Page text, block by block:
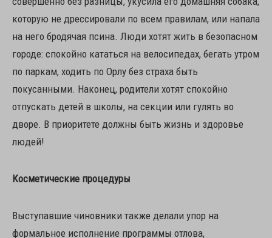
которую не дрессировали по всем правилам, или напала
на него бродячая псина. Люди хотят жить в безопасном
городе: спокойно кататься на велосипедах, бегать утром
по паркам, ходить по Орлу без страха быть
покусанными. Наконец, родители хотят спокойно
отпускать детей в школы, на секции или гулять во
дворе. В приоритете должны быть жизнь и здоровье
людей!
Косметические процедуры
Выступавшие чиновники также делали упор на
формальное исполнение программы отлова,